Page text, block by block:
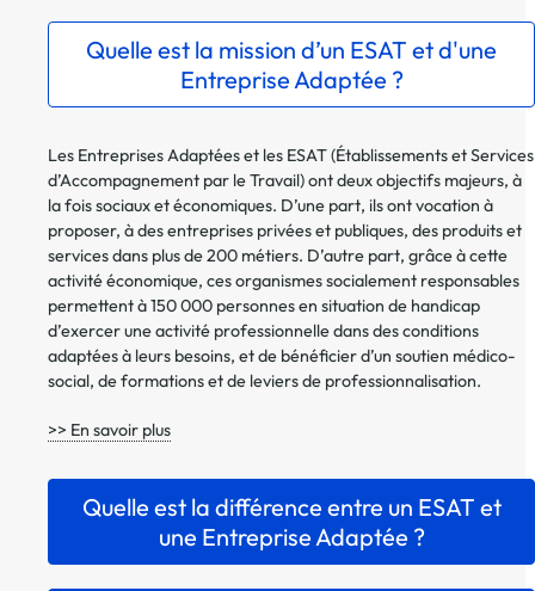
Quelle est la mission d’un ESAT et d'une
Entreprise Adaptée ?
Les Entreprises Adaptées et les ESAT (Établissements et Services
d’Accompagnement par le Travail) ont deux objectifs majeurs, à
la fois sociaux et économiques. D’une part, ils ont vocation à
proposer, à des entreprises privées et publiques, des produits et
services dans plus de 200 métiers. D’autre part, grâce à cette
activité économique, ces organismes socialement responsables
permettent à 150 000 personnes en situation de handicap
d’exercer une activité professionnelle dans des conditions
adaptées à leurs besoins, et de bénéficier d’un soutien médico-
social, de formations et de leviers de professionnalisation.
>> En savoir plus
Quelle est la différence entre un ESAT et
une Entreprise Adaptée ?